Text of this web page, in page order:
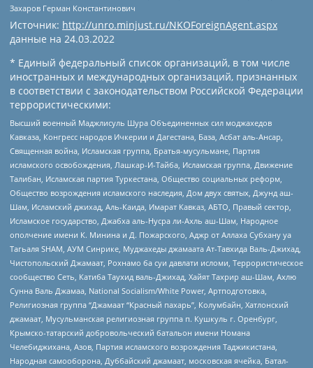
Захаров Герман Константинович
Источник: http://unro.minjust.ru/NKOForeignAgent.aspx
данные на 24.03.2022
* Единый федеральный список организаций, в том числе
иностранных и международных организаций, признанных
в соответствии с законодательством Российской Федерации
террористическими:
Высший военный Маджлисуль Шура Объединенных сил моджахедов
Кавказа, Конгресс народов Ичкерии и Дагестана, База, Асбат аль-Ансар,
Священная война, Исламская группа, Братья-мусульмане, Партия
исламского освобождения, Лашкар-И-Тайба, Исламская группа, Движение
Талибан, Исламская партия Туркестана, Общество социальных реформ,
Общество возрождения исламского наследия, Дом двух святых, Джунд аш-
Шам, Исламский джихад, Аль-Каида, Имарат Кавказ, АБТО, Правый сектор,
Исламское государство, Джабха аль-Нусра ли-Ахль аш-Шам, Народное
ополчение имени К. Минина и Д. Пожарского, Аджр от Аллаха Субхану уа
Тагьаля SHAM, АУМ Синрике, Муджахеды джамаата Ат-Тавхида Валь-Джихад,
Чистопольский Джамаат, Рохнамо ба суи давлати исломи, Террористическое
сообщество Сеть, Катиба Таухид валь-Джихад, Хайят Тахрир аш-Шам, Ахлю
Сунна Валь Джамаа, National Socialism/White Power, Артподготовка,
Религиозная группа “Джамаат “Красный пахарь”, Колумбайн, Хатлонский
джамаат, Мусульманская религиозная группа п. Кушкуль г. Оренбург,
Крымско-татарский добровольческий батальон имени Номана
Челебиджихана, Азов, Партия исламского возрождения Таджикистана,
Народная самооборона, Дуббайский джамаат, московская ячейка, Батал-